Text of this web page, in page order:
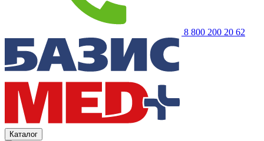
8 800 200 20 62
Каталог